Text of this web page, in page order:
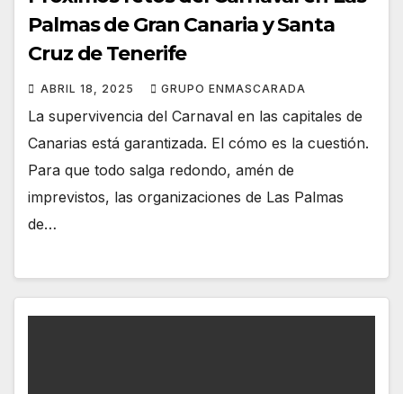
Palmas de Gran Canaria y Santa
Cruz de Tenerife
ABRIL 18, 2025 GRUPO ENMASCARADA
La supervivencia del Carnaval en las capitales de
Canarias está garantizada. El cómo es la cuestión.
Para que todo salga redondo, amén de
imprevistos, las organizaciones de Las Palmas
de…